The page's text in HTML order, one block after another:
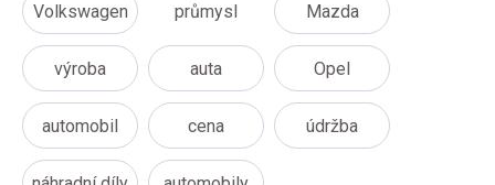
Volkswagen průmysl Mazda
výroba auta Opel
automobil cena údržba